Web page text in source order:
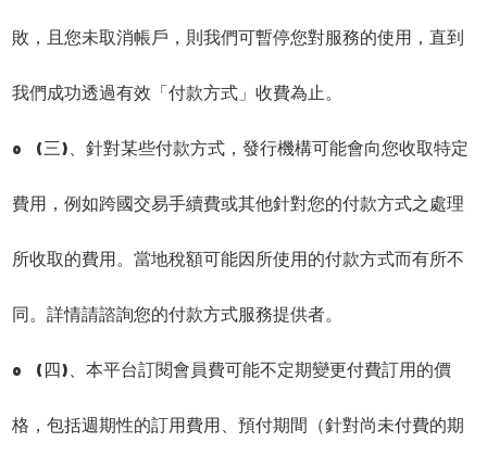
敗，且您未取消帳戶，則我們可暫停您對服務的使用，直到
我們成功透過有效「付款方式」收費為止。
o (三)、針對某些付款方式，發行機構可能會向您收取特定
費用，例如跨國交易手續費或其他針對您的付款方式之處理
所收取的費用。當地稅額可能因所使用的付款方式而有所不
同。詳情請諮詢您的付款方式服務提供者。
o (四)、本平台訂閱會員費可能不定期變更付費訂用的價
格，包括週期性的訂用費用、預付期間（針對尚未付費的期